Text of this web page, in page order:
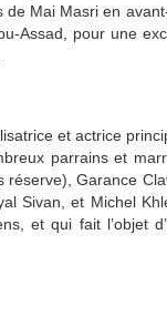
de Mai Masri en
Assad, pour une
et actrice
parrains et
réserve), Garance
Sivan, et Michel
et qui fait l’objet